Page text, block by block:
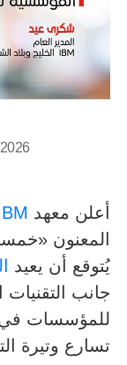
أعلن معهد
يُتوقع أن يعيد
جانب التقنيات
للمؤسسات في
تسارع وتيرة